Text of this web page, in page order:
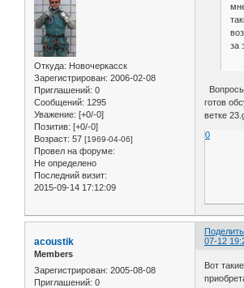
Откуда: Новочеркасск
Зарегистрирован: 2006-02-08
Приглашений: 0
Сообщений: 1295
Уважение: [+0/-0]
Позитив: [+0/-0]
Возраст: 57 [1969-04-06]
Провел на форуме:
Не определено
Последний визит:
2015-09-14 17:12:09
за
готов
ветке
0
07-12
acoustik
Members
Зарегистрирован: 2005-08-08
Приглашений: 0
Вот